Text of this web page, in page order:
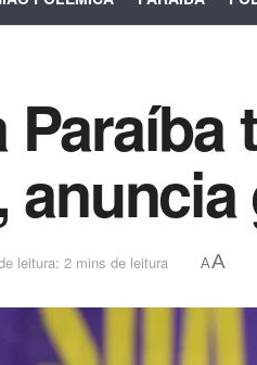
leitura: 2 mins de leitura AA